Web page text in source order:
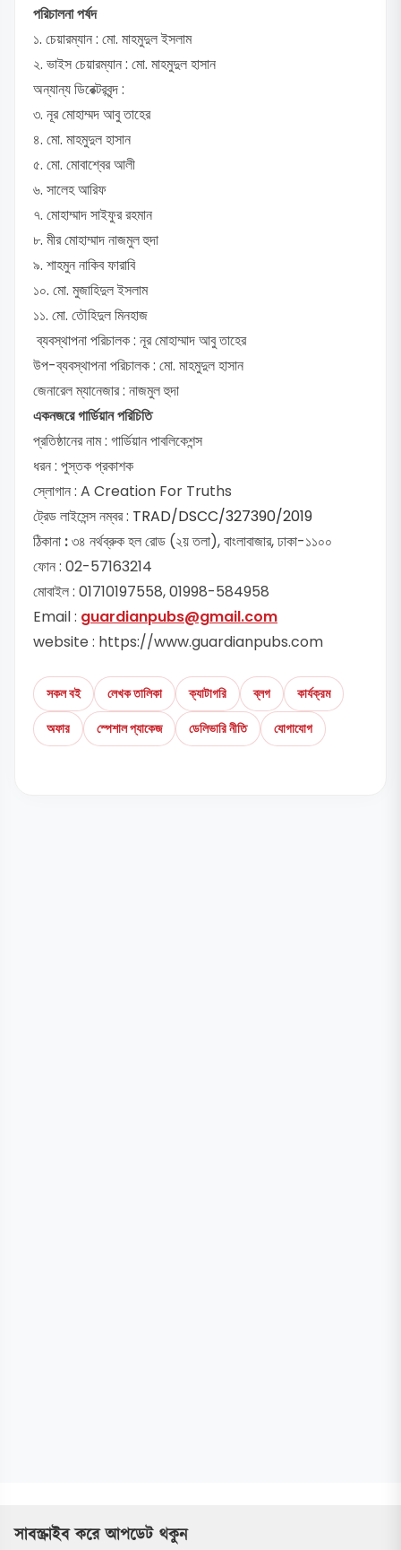
পরিচালনা পর্ষদ
১. চেয়ারম্যান : মো. মাহমুদুল ইসলাম
২. ভাইস চেয়ারম্যান : মো. মাহমুদুল হাসান
অন্যান্য ডিরেক্টরবৃন্দ :
৩. নূর মোহাম্মদ আবু তাহের
৪. মো. মাহমুদুল হাসান
৫. মো. মোবাশ্বের আলী
৬. সালেহ আরিফ
৭. মোহাম্মাদ সাইফুর রহমান
৮. মীর মোহাম্মাদ নাজমুল হুদা
৯. শাহমুন নাকিব ফারাবি
১০. মো. মুজাহিদুল ইসলাম
১১. মো. তৌহিদুল মিনহাজ
ব্যবস্থাপনা পরিচালক : নূর মোহাম্মাদ আবু তাহের
উপ-ব্যবস্থাপনা পরিচালক : মো. মাহমুদুল হাসান
জেনারেল ম্যানেজার : নাজমুল হুদা
একনজরে গার্ডিয়ান পরিচিতি
প্রতিষ্ঠানের নাম : গার্ডিয়ান পাবলিকেশন্স
ধরন : পুস্তক প্রকাশক
স্লোগান : A Creation For Truths
ট্রেড লাইসেন্স নম্বর : TRAD/DSCC/327390/2019
ঠিকানা :৩৪ নর্থব্রুক হল রোড (২য় তলা), বাংলাবাজার, ঢাকা-১১০০
ফোন : 02-57163214
মোবাইল : 01710197558, 01998-584958
Email : guardianpubs@gmail.com
website : https://www.guardianpubs.com
সকল বই লেখক তালিকা ক্যাটাগরি ব্লগ
কার্যক্রম
অফার
স্পেশাল প্যাকেজ ডেলিভারি নীতি যোগাযোগ
সাবস্ক্রাইব করে আপডেট থকুন